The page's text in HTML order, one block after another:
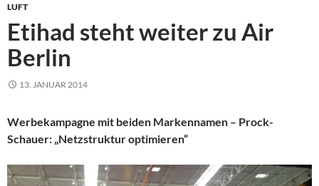
LUFT
Etihad steht weiter zu Air
Berlin
13. JANUAR 2014
Werbekampagne mit beiden Markennamen – Prock-
Schauer: „Netzstruktur optimieren“